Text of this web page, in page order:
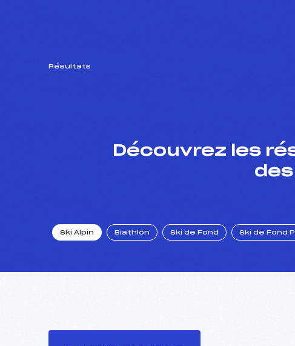
Résultats
Découvrez les
Ski Alpin Biathlon Ski de Fond Ski de Fond